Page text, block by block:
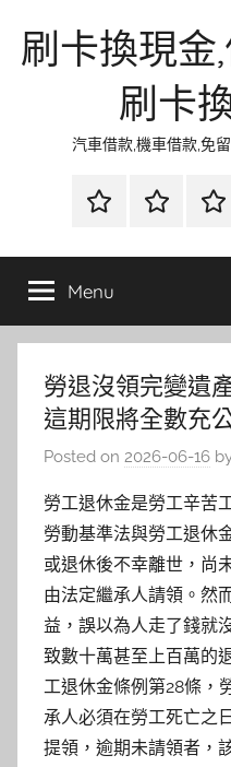
刷卡換現金
刷卡
汽車借款,機車借款,免
首
當
金
網
資
Menu
勞退沒領完變遺
這期限將全數充
Posted on 2026-06-16
勞工退休金是勞工辛苦
勞動基準法與勞工退休
或退休後不幸離世，尚
由法定繼承人請領。然
益，誤以為人走了錢就
致數十萬甚至上百萬的
工退休金條例第28條，
承人必須在勞工死亡之
提領，逾期未請領者，